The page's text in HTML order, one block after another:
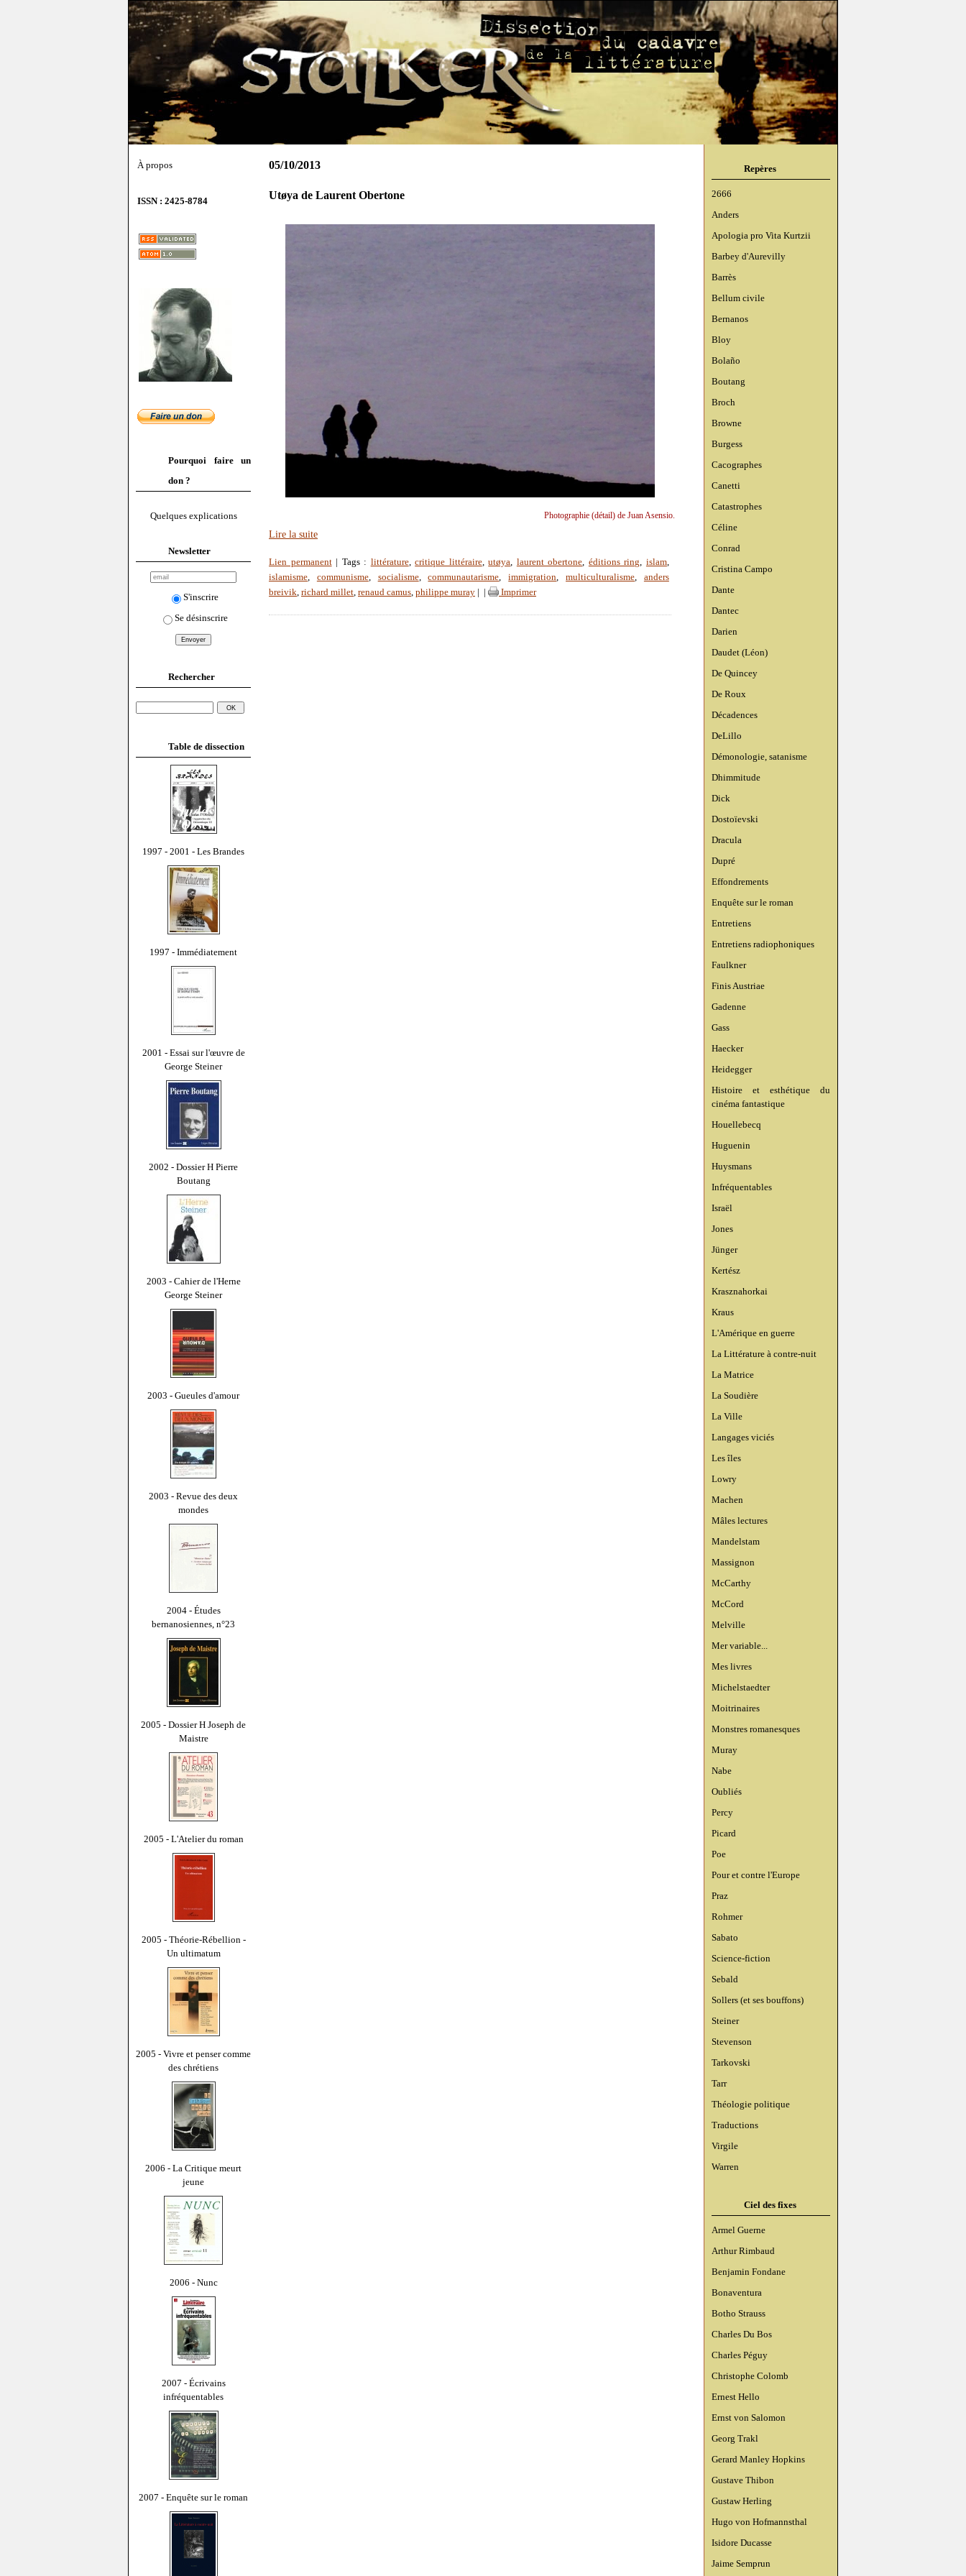
À propos
ISSN : 2425-8784
Pourquoi faire un
don ?
Quelques explications
Newsletter
S'inscrire
Se désinscrire
Rechercher
Table de dissection
1997 - 2001 - Les Brandes
1997 - Immédiatement
2001 - Essai sur l'œuvre de
George Steiner
2002 - Dossier H Pierre
Boutang
2003 - Cahier de l'Herne
George Steiner
2003 - Gueules d'amour
2003 - Revue des deux
mondes
2004 - Études
bernanosiennes, n°23
2005 - Dossier H Joseph de
Maistre
2005 - L'Atelier du roman
2005 - Théorie-Rébellion -
Un ultimatum
2005 - Vivre et penser comme
des chrétiens
2006 - La Critique meurt
jeune
2006 - Nunc
2007 - Écrivains
infréquentables
2007 - Enquête sur le roman
Repères
2666
Anders
Apologia pro Vita Kurtzii
Barbey d'Aurevilly
Barrès
Bellum civile
Bernanos
Bloy
Bolaño
Boutang
Broch
Browne
Burgess
Cacographes
Canetti
Catastrophes
Céline
Conrad
Cristina Campo
Dante
Dantec
Darien
Daudet (Léon)
De Quincey
De Roux
Décadences
DeLillo
Démonologie, satanisme
Dhimmitude
Dick
Dostoïevski
Dracula
Dupré
Effondrements
Enquête sur le roman
Entretiens
Entretiens radiophoniques
Faulkner
Finis Austriae
Gadenne
Gass
Haecker
Heidegger
Histoire et esthétique du
cinéma fantastique
Houellebecq
Huguenin
Huysmans
Infréquentables
Israël
Jones
Jünger
Kertész
Krasznahorkai
Kraus
L'Amérique en guerre
La Littérature à contre-nuit
La Matrice
La Soudière
La Ville
Langages viciés
Les îles
Lowry
Machen
Mâles lectures
Mandelstam
Massignon
McCarthy
McCord
Melville
Mer variable...
Mes livres
Michelstaedter
Moitrinaires
Monstres romanesques
Muray
Nabe
Oubliés
Percy
Picard
Poe
Pour et contre l'Europe
Praz
Rohmer
Sabato
Science-fiction
Sebald
Sollers (et ses bouffons)
Steiner
Stevenson
Tarkovski
Tarr
Théologie politique
Traductions
Virgile
Warren
Ciel des fixes
Armel Guerne
Arthur Rimbaud
Benjamin Fondane
Bonaventura
Botho Strauss
Charles Du Bos
Charles Péguy
Christophe Colomb
Ernest Hello
Ernst von Salomon
Georg Trakl
Gerard Manley Hopkins
Gustave Thibon
Gustaw Herling
Hugo von Hofmannsthal
Isidore Ducasse
Jaime Semprun
05/10/2013
Utøya de Laurent Obertone
Photographie (détail) de Juan Asensio.
Lire la suite
Lien permanent| Tags : littérature,critique littéraire,utøya, laurent obertone, éditions ring, islam,
islamisme, communisme, socialisme,communautarisme,immigration,multiculturalisme, anders
breivik, richard millet, renaud camus, philippe muray Imprimer